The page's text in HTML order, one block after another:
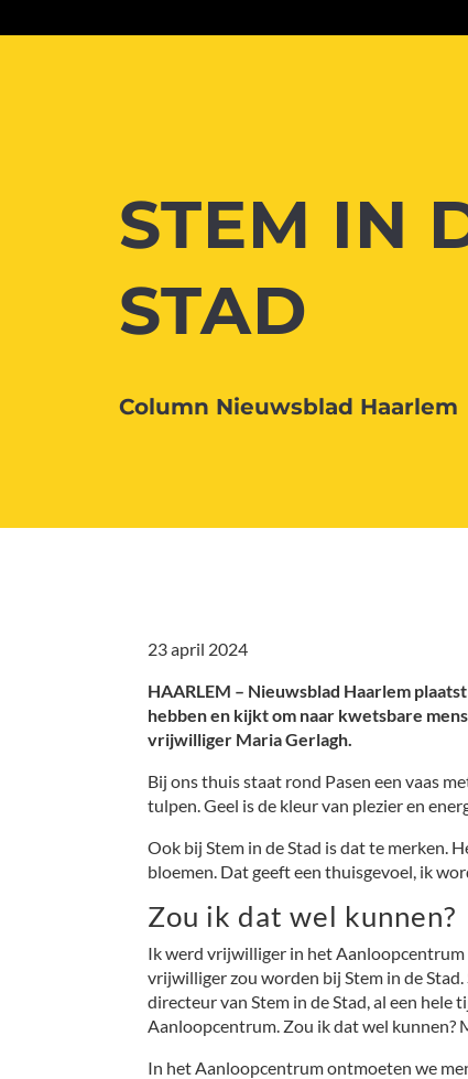
STEM IN
STAD
Column Nieuwsblad Haarlem
23 april 2024
HAARLEM – Nieuwsblad Haarlem
hebben en kijkt om naar kwetsbare
vrijwilliger Maria Gerlagh.
Bij ons thuis staat rond Pasen een vaas
tulpen. Geel is de kleur van plezier en
Ook bij Stem in de Stad is dat te merken.
bloemen. Dat geeft een thuisgevoel, ik
Zou ik dat wel kunnen?
Ik werd vrijwilliger in het Aanloopcentrum
vrijwilliger zou worden bij Stem in de
directeur van Stem in de Stad, al een
Aanloopcentrum. Zou ik dat wel kunnen?
In het Aanloopcentrum ontmoeten we